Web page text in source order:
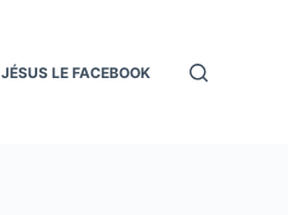
JÉSUS LE FACEBOOK